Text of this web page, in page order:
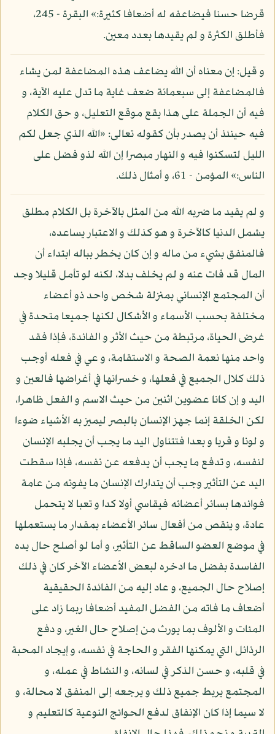
قرضا حسنا فيضاعفه له أضعافا كثيرة:» البقرة - 245،
فأطلق الكثرة و لم يقيدها بعدد معين.
و قيل: إن معناه أن الله يضاعف هذه المضاعفة لمن يشاء
فالمضاعفة إلى سبعمائة ضعف غاية ما تدل عليه الآية، و
فيه أن الجملة على هذا يقع موقع التعليل، و حق الكلام
فيه حينئذ أن يصدر بأن كقوله تعالى: «الله الذي جعل لكم
الليل لتسكنوا فيه و النهار مبصرا إن الله لذو فضل على
الناس:» المؤمن - 61، و أمثال ذلك.
و لم يقيد ما ضربه الله من المثل بالآخرة بل الكلام مطلق
يشمل الدنيا كالآخرة و هو كذلك و الاعتبار يساعده،
فالمنفق بشيء من ماله و إن كان يخطر بباله ابتداء أن
المال قد فات عنه و لم يخلف بدلا، لكنه لو تأمل قليلا وجد
أن المجتمع الإنساني بمنزلة شخص واحد ذو أعضاء
مختلفة بحسب الأسماء و الأشكال لكنها جميعا متحدة في
غرض الحياة، مرتبطة من حيث الأثر و الفائدة، فإذا فقد
واحد منها نعمة الصحة و الاستقامة، و عي في فعله أوجب
ذلك كلال الجميع في فعلها، و خسرانها في أغراضها فالعين و
اليد و إن كانا عضوين اثنين من حيث الاسم و الفعل ظاهرا،
لكن الخلقة إنما جهز الإنسان بالبصر ليميز به الأشياء ضوءا
و لونا و قربا و بعدا فتتناول اليد ما يجب أن يجلبه الإنسان
لنفسه، و تدفع ما يجب أن يدفعه عن نفسه، فإذا سقطت
اليد عن التأثير وجب أن يتدارك الإنسان ما يفوته من عامة
فوائدها بسائر أعضائه فيقاسي أولا كدا و تعبا لا يتحمل
عادة، و ينقص من أفعال سائر الأعضاء بمقدار ما يستعملها
في موضع العضو الساقط عن التأثير، و أما لو أصلح حال يده
الفاسدة بفضل ما ادخره لبعض الأعضاء الآخر كان في ذلك
إصلاح حال الجميع، و عاد إليه من الفائدة الحقيقية
أضعاف ما فاته من الفضل المفيد أضعافا ربما زاد على
المئات و الألوف بما يورث من إصلاح حال الغير، و دفع
الرذائل التي يمكنها الفقر و الحاجة في نفسه، و إيجاد المحبة
في قلبه، و حسن الذكر في لسانه، و النشاط في عمله، و
المجتمع يربط جميع ذلك و يرجعه إلى المنفق لا محالة، و
لا سيما إذا كان الإنفاق لدفع الحوائج النوعية كالتعليم و